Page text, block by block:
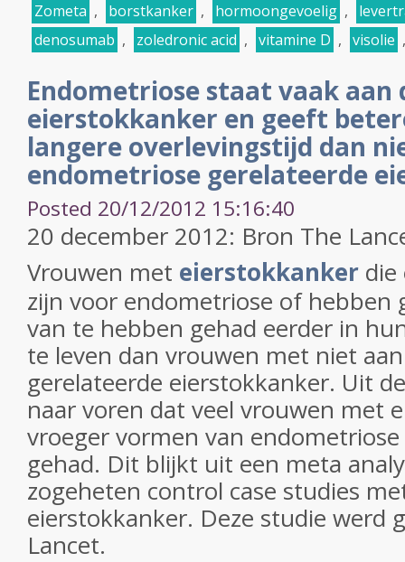
Zometa , borstkanker , hormoongevoelig ,
denosumab , zoledronic acid , vitamine D , visolie
Endometriose staat vaak aan
eierstokkanker en geeft
langere overlevingstijd dan
endometriose gerelateerde
Posted 20/12/2012 15:16:40
20 december 2012: Bron The
Vrouwen met eierstokkanker die
zijn voor endometriose of hebben
van te hebben gehad eerder in
te leven dan vrouwen met niet
gerelateerde eierstokkanker. Uit
naar voren dat veel vrouwen met
vroeger vormen van
gehad. Dit blijkt uit een meta
zogeheten control case studies
eierstokkanker. Deze studie werd
Lancet.